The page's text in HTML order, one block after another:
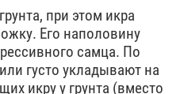
при этом икра
Его наполовину
самца. По
густо укладывают на
икру у грунта (вместо